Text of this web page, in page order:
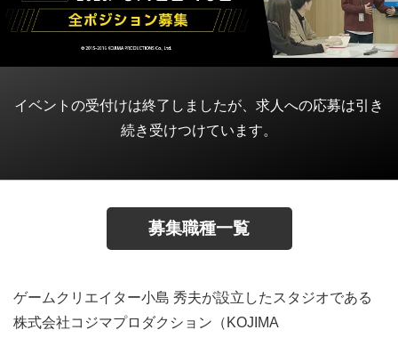
イベントの受付けは終了しましたが、求人への応募は引き
続き受けつけています。
募集職種一覧
ゲームクリエイター小島 秀夫が設立したスタジオである
株式会社コジマプロダクション（KOJIMA